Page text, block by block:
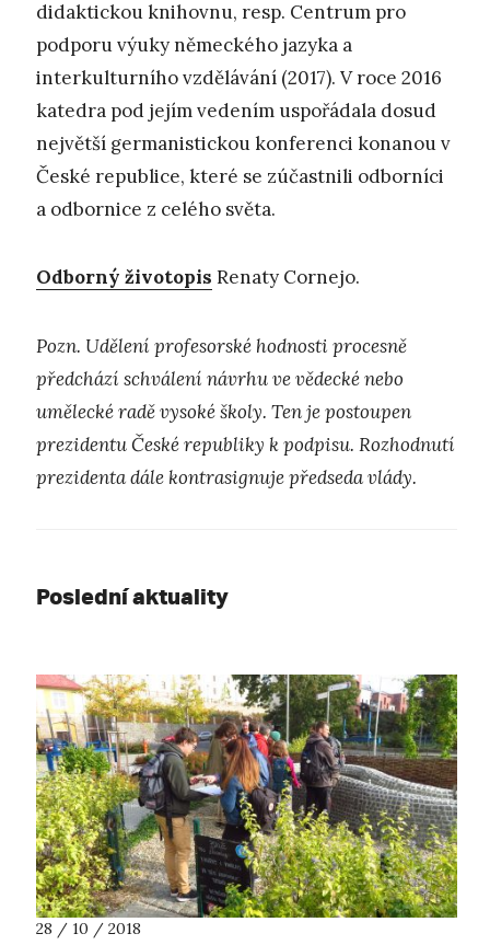
didaktickou knihovnu, resp. Centrum pro
podporu výuky německého jazyka a
interkulturního vzdělávání (2017). V roce 2016
katedra pod jejím vedením uspořádala dosud
největší germanistickou konferenci konanou v
České republice, které se zúčastnili odborníci
a odbornice z celého světa.
Odborný životopis Renaty Cornejo.
Pozn. Udělení profesorské hodnosti procesně
předchází schválení návrhu ve vědecké nebo
umělecké radě vysoké školy. Ten je postoupen
prezidentu České republiky k podpisu. Rozhodnutí
prezidenta dále kontrasignuje předseda vlády.
Poslední aktuality
28 / 10 / 2018